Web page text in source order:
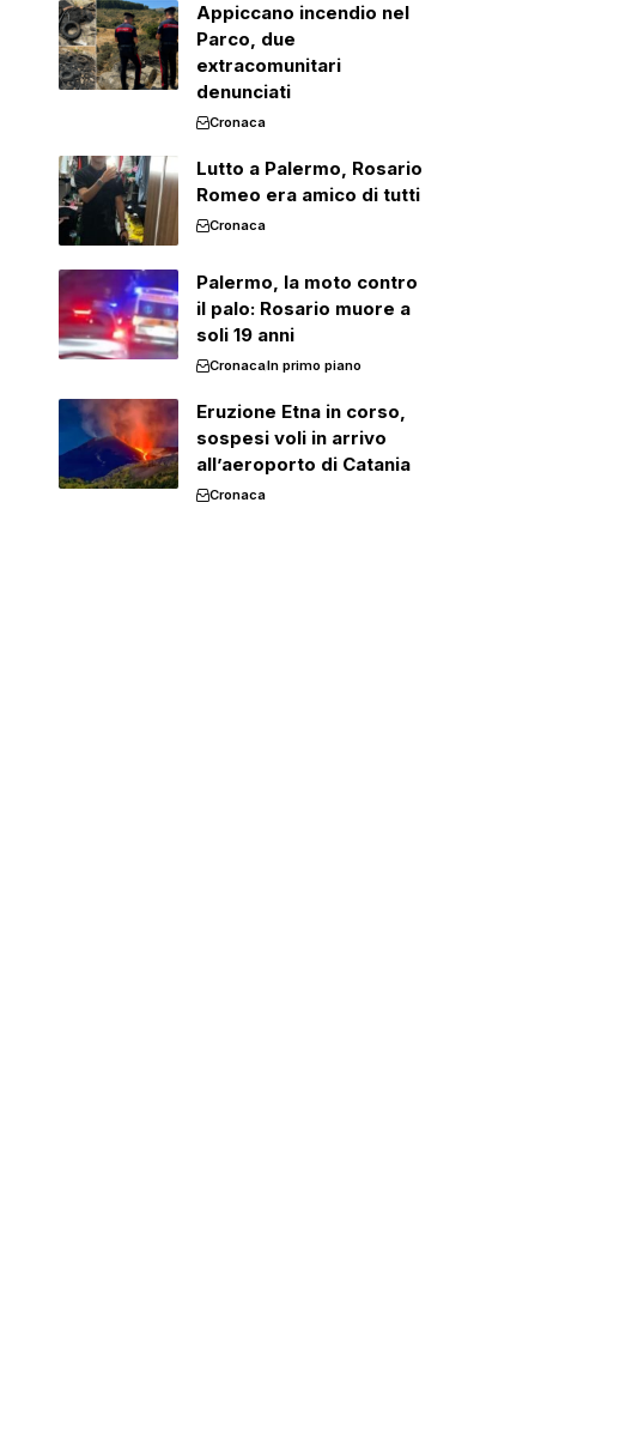
Appiccano incendio nel
Parco, due
extracomunitari
denunciati
Cronaca
Lutto a Palermo, Rosario
Romeo era amico di tutti
Cronaca
Palermo, la moto contro
il palo: Rosario muore a
soli 19 anni
CronacaIn primo piano
Eruzione Etna in corso,
sospesi voli in arrivo
all’aeroporto di Catania
Cronaca